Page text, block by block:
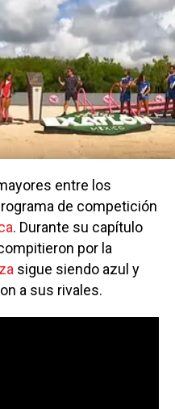
entre los
de competición
. Durante su capítulo
por la
sigue siendo azul y
a sus rivales.